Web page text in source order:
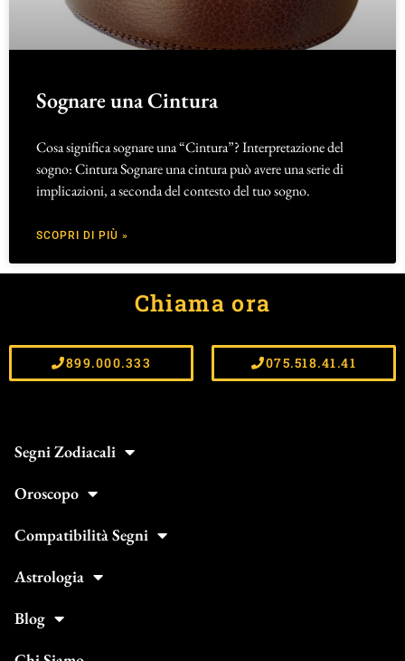
Sognare una Cintura
Cosa significa sognare una “Cintura”? Interpretazione del
sogno: Cintura Sognare una cintura può avere una serie di
implicazioni, a seconda del contesto del tuo sogno.
SCOPRI DI PIÙ »
Chiama ora
899.000.333 075.518.41.41
Segni Zodiacali
Oroscopo
Compatibilità Segni
Astrologia
Blog